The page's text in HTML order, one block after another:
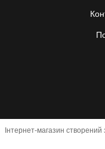
Інтернет-магазин